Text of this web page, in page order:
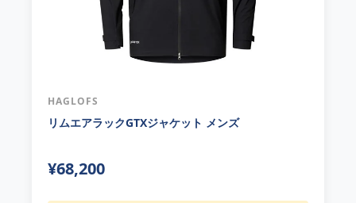
HAGLOFS
リムエアラックGTXジャケット メンズ
¥68,200